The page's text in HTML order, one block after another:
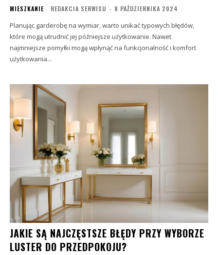
MIESZKANIE REDAKCJA SERWISU - 8 PAŹDZIERNIKA 2024
Planując garderobę na wymiar, warto unikać typowych błędów,
które mogą utrudnić jej późniejsze użytkowanie. Nawet
najmniejsze pomyłki mogą wpłynąć na funkcjonalność i komfort
użytkowania...
JAKIE SĄ NAJCZĘSTSZE BŁĘDY PRZY WYBORZE
LUSTER DO PRZEDPOKOJU?